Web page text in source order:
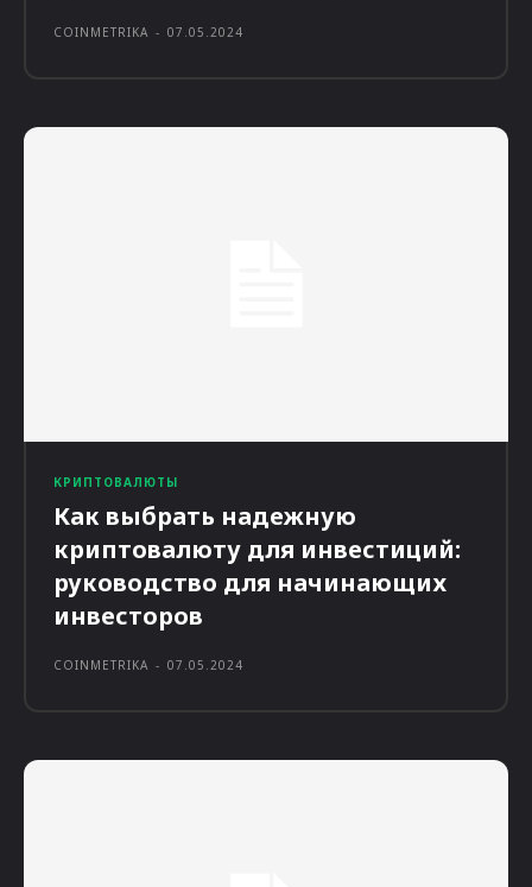
COINMETRIKA - 07.05.2024
КРИПТОВАЛЮТЫ
Как выбрать надежную
криптовалюту для инвестиций:
руководство для начинающих
инвесторов
COINMETRIKA - 07.05.2024